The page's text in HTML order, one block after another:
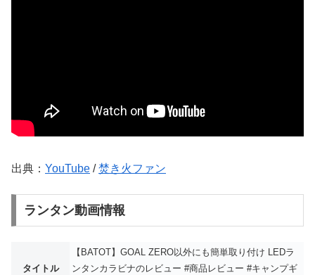
出典： YouTube /焚き火ファン
ランタン動画情報
タイトル
【BATOT】GOAL ZERO以外にも簡単取り付け LEDラ
ンタンカラビナのレビュー #商品レビュー #キャンプギ